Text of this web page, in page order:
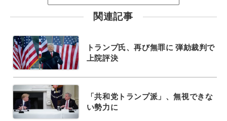
関連記事
トランプ氏、再び無罪に 弾劾裁判で
上院評決
「共和党トランプ派」、無視できな
い勢力に